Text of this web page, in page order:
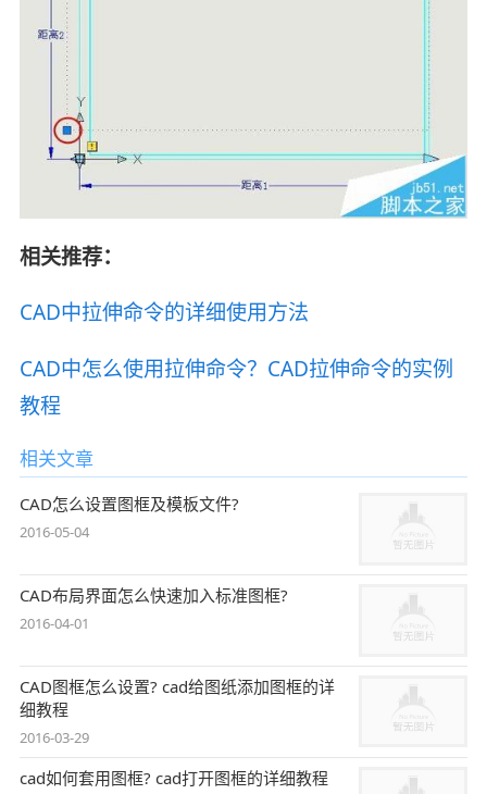
相关推荐：
CAD中拉伸命令的详细使用方法
CAD中怎么使用拉伸命令？CAD拉伸命令的实例
教程
相关文章
CAD怎么设置图框及模板文件?
2016-05-04
CAD布局界面怎么快速加入标准图框?
2016-04-01
CAD图框怎么设置? cad给图纸添加图框的详
细教程
2016-03-29
cad如何套用图框? cad打开图框的详细教程